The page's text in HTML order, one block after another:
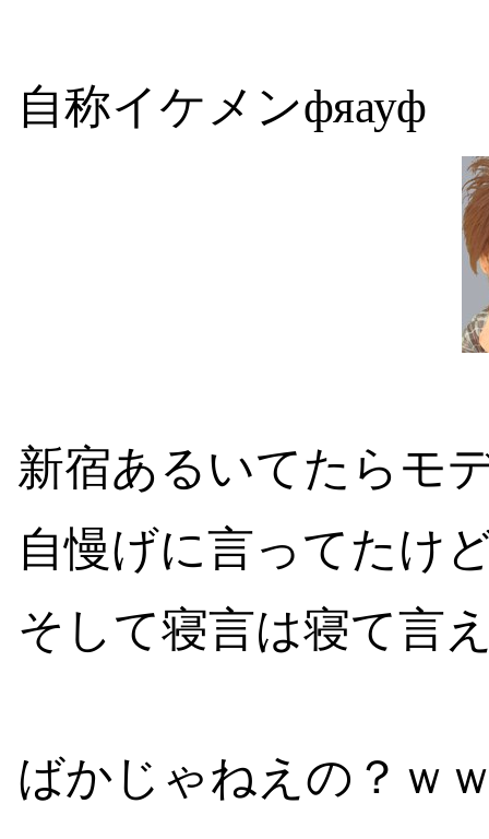
自称イケメンфяауф
新宿あるいてたらモ
自慢げに言ってたけ
そして寝言は寝て言
ばかじゃねえの？ｗ